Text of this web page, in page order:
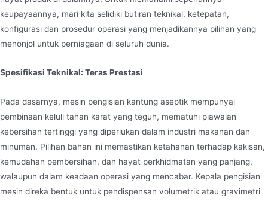
Siri Jndwater, termasuk mesin pengisian beg
aseptik, pengisi beg aseptik dan mesin pengisian
aseptik. Dalam industri seperti makanan, minuman
tidak boleh dirunding, mesin ini memastikan proses
pengisian yang lancar dan bersih. Dengan
mengekalkan persekitaran aseptik yang berterusan
sepanjang pengeluaran, ia
keupayaannya, mari kita selidiki butiran teknikal, ketepatan,
konfigurasi dan prosedur operasi yang menjadikannya pilihan yang
menonjol untuk perniagaan di seluruh dunia.
Spesifikasi Teknikal: Teras Prestasi
Pada dasarnya, mesin pengisian kantung aseptik mempunyai
pembinaan keluli tahan karat yang teguh, mematuhi piawaian
kebersihan tertinggi yang diperlukan dalam industri makanan dan
minuman. Pilihan bahan ini memastikan ketahanan terhadap kakisan,
kemudahan pembersihan, dan hayat perkhidmatan yang panjang,
walaupun dalam keadaan operasi yang mencabar. Kepala pengisian
mesin direka bentuk untuk pendispensan volumetrik atau gravimetri